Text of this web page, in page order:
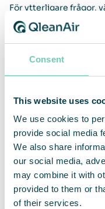
Consent
This website uses
We use cookies to
provide social media
We also share
our social media,
may combine it with
provided to them or
of their services.
För ytterligare frågor,
Sebastian Lindström, VD
+46 703 08 94 51
+46 722 09 61 67
Om QleanAir
QleanAir är en
inom marknaden för
affärsmodell baseras
lösningar med ett
lösningar är
filtrerar och